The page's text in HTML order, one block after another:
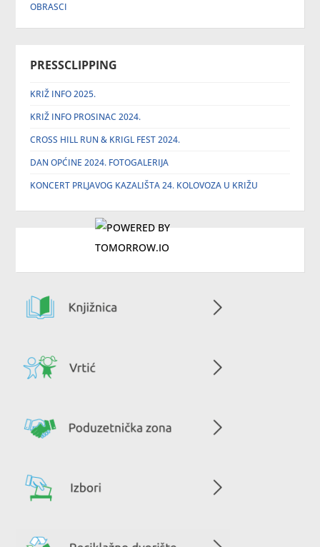
OBRASCI
PRESSCLIPPING
KRIŽ INFO 2025.
KRIŽ INFO PROSINAC 2024.
CROSS HILL RUN & KRIGL FEST 2024.
DAN OPĆINE 2024. FOTOGALERIJA
KONCERT PRLJAVOG KAZALIŠTA 24. KOLOVOZA U KRIŽU